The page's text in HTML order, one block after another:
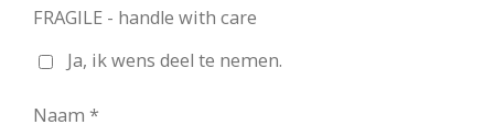
FRAGILE - handle with care
Ja, ik wens deel te nemen.
Naam *